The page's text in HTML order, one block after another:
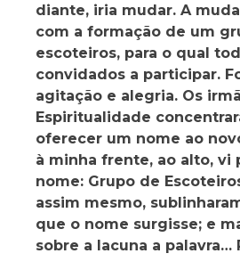
diante, iria mudar. A
com a formação de um
escoteiros, para o qual
convidados a participar.
agitação e alegria. Os
Espiritualidade
oferecer um nome ao
à minha frente, ao alto, vi
nome: Grupo de
assim mesmo,
que o nome surgisse; e
sobre a lacuna a palavra…